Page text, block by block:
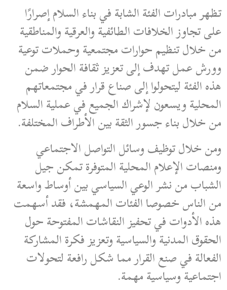
تظهر مبادرات الفئة الشابة في بناء السلام إصرارًا
على تجاوز الخلافات الطائفية والعرقية والمناطقية
من خلال تنظيم حوارات مجتمعية وحملات توعية
وورش عمل تهدف إلى تعزيز ثقافة الحوار ضمن
هذه الفئة ليتحولوا إلى صناع قرار في مجتمعاتهم
المحلية ويسعون لإشراك الجميع في عملية السلام
من خلال بناء جسور الثقة بين الأطراف المختلفة.
ومن خلال توظيف وسائل التواصل الاجتماعي
ومنصات الإعلام المحلية المتوفرة تمكن جيل
الشباب من نشر الوعي السياسي بين أوساط واسعة
من الناس خصوصا الفئات المهمشة، فقد أسهمت
هذه الأدوات في تحفيز النقاشات المفتوحة حول
الحقوق المدنية والسياسية وتعزيز فكرة المشاركة
الفعالة في صنع القرار مما شكل رافعة لتحولات
اجتماعية وسياسية مهمة.